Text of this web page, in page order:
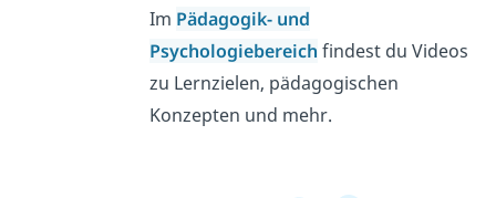
Im Pädagogik- und
Psychologiebereich findest du Videos
zu Lernzielen, pädagogischen
Konzepten und mehr.